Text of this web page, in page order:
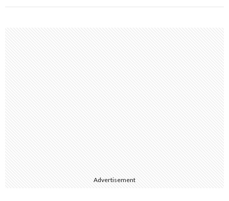
Advertisement